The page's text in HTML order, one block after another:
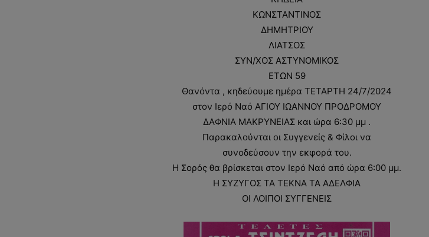
ΚΩΝΣΤΑΝΤΙΝΟΣ
ΔΗΜΗΤΡΙΟΥ
ΛΙΑΤΣΟΣ
ΣΥΝ/ΧΟΣ ΑΣΤΥΝΟΜΙΚΟΣ
ΕΤΩΝ 59
Θανόντα , κηδεύουμε ημέρα ΤΕΤΑΡΤΗ 24/7/2024
στον Ιερό Ναό ΑΓΙΟΥ ΙΩΑΝΝΟΥ ΠΡΟΔΡΟΜΟΥ
ΔΑΦΝΙΑ ΜΑΚΡΥΝΕΙΑΣ και ώρα 6:30 μμ .
Παρακαλούνται οι Συγγενείς & Φίλοι να
συνοδεύσουν την εκφορά του.
Η Σορός θα βρίσκεται στον Ιερό Ναό από ώρα 6:00 μμ.
Η ΣΥΖΥΓΟΣ ΤΑ ΤΕΚΝΑ ΤΑ ΑΔΕΛΦΙΑ
ΟΙ ΛΟΙΠΟΙ ΣΥΓΓΕΝΕΙΣ